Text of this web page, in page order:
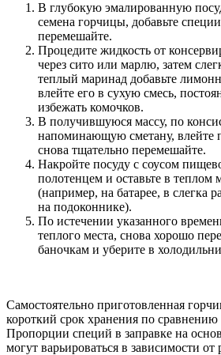
В глубокую эмалированную
семена горчицы, добавьте
перемешайте.
Процедите жидкость от
через сито или марлю, затем
теплый маринад добавьте
влейте его в сухую смесь,
избежать комочков.
В получившуюся массу, по
напоминающую сметану, влейте
снова тщательно перемешайте.
Накройте посуду с соусом
полотенцем и оставьте в теплом
(например, на батарее, в слегка
на подоконнике).
По истечении указанного
теплого места, снова хорошо
баночкам и уберите в
Самостоятельно приготовленная
короткий срок хранения по сравнению
Пропорции специй в заправке на
могут варьироваться в зависимости от